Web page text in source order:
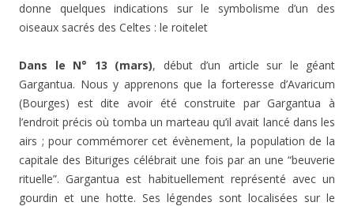
donne quelques indications sur le symbolisme d’un des
oiseaux sacrés des Celtes : le roitelet
Dans le N° 13 (mars), début d’un article sur le géant
Gargantua. Nous y apprenons que la forteresse d’Avaricum
(Bourges) est dite avoir été construite par Gargantua à
l’endroit précis où tomba un marteau qu’il avait lancé dans les
airs ; pour commémorer cet évènement, la population de la
capitale des Bituriges célébrait une fois par an une “beuverie
rituelle”. Gargantua est habituellement représenté avec un
gourdin et une hotte. Ses légendes sont localisées sur le